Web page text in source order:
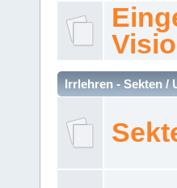
Irrlehren - Sekten /